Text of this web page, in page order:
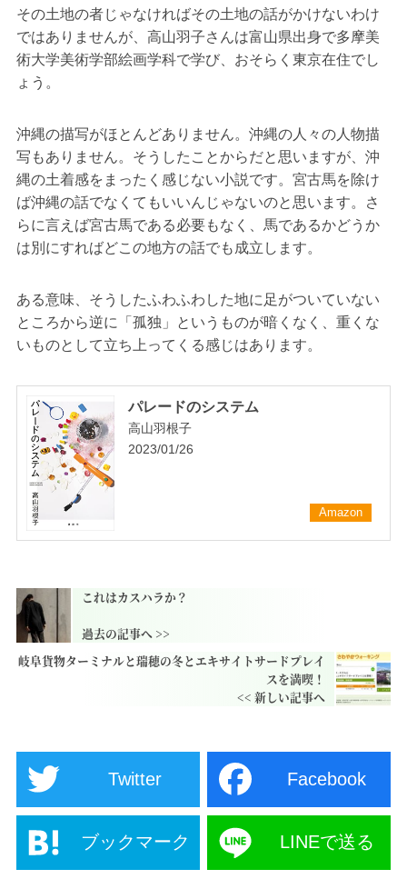
その土地の者じゃなければその土地の話がかけないわけ
ではありませんが、高山羽子さんは富山県出身で多摩美
術大学美術学部絵画学科で学び、おそらく東京在住でし
ょう。
沖縄の描写がほとんどありません。沖縄の人々の人物描
写もありません。そうしたことからだと思いますが、沖
縄の土着感をまったく感じない小説です。宮古馬を除け
ば沖縄の話でなくてもいいんじゃないのと思います。さ
らに言えば宮古馬である必要もなく、馬であるかどうか
は別にすればどこの地方の話でも成立します。
ある意味、そうしたふわふわした地に足がついていない
ところから逆に「孤独」というものが暗くなく、重くな
いものとして立ち上ってくる感じはあります。
パレードのシステム
高山羽根子
2023/01/26
Amazon
これはカスハラか？
岐阜貨物ターミナルと瑞穂の冬とエキサイトサードプレイ
スを満喫！
Twitter Facebook
ブックマーク LINEで送る